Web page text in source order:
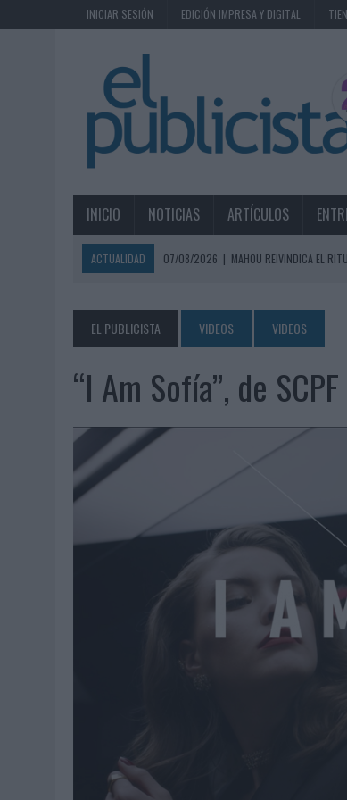
INICIAR SESIÓN EDICIÓN IMPRESA Y DIGITAL
INICIO NOTICIAS ARTÍCULOS
ACTUALIDAD 07/08/2026 | MAHOU REIVINDICA EL
07/08/2026 | EL VERANO PONE A PRUEBA LA ESTRATEGIA
07/08/2026
| VUELING CONVIERTE LOS RECUERDOS EN
07/08/2026
CUANDO SE APAGUE EL SOL, EL ECLIPSE
06/08/2026
‘LA VUELTA’, DE FENOMENAL PARA MÁLAGA CF
06/08/2026
SIETE DE CADA DIEZ EMPRESAS
06/08/2026
EL USO DE LA IA GENERATIVA ALCANZA YA
SYSTEM1 NOMBRA A KIMBERLY BASTONI
FRIGO Y UNIQLO LANZAN UNA
LA IA ESTÁ SUBIENDO EL LISTÓN DE LA
BEON WORLDWIDE LANZA RAÍZ URBANA
FABRA COMUNICACIÓN INCORPORA A
LOPESAN HOTELS & RESORTS ACERCA EL
LUIS ARQUILLOS (BURGO DE ARIAS): “LA
MONEDA”
04/08/2026
‘EL PARAÍSO MÁS CERCA’, DE 22GRADOS
EL PUBLICISTA VIDEOS VIDEOS
“I Am Sofía”, de